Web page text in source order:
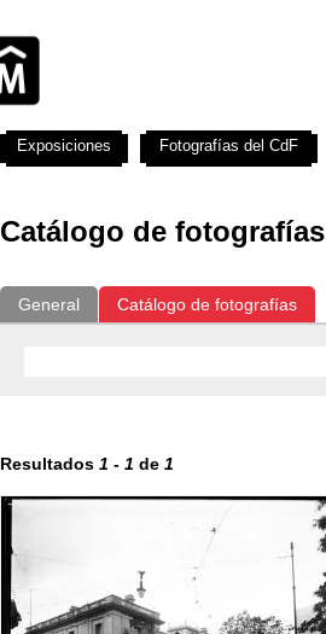
Catálogo de fotografías
General Catálogo de fotografías
Resultados 1 - 1 de 1
Exposiciones Fotografías del CdF